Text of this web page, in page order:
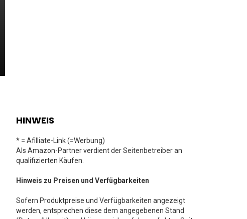
HINWEIS
* = Afilliate-Link (=Werbung)
Als Amazon-Partner verdient der Seitenbetreiber an
qualifizierten Käufen.
Hinweis zu Preisen und Verfügbarkeiten
Sofern Produktpreise und Verfügbarkeiten angezeigt
werden, entsprechen diese dem angegebenen Stand